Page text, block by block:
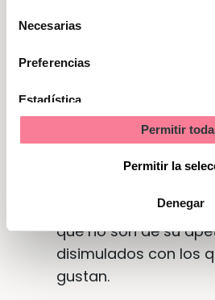
Necesarias
Preferencias
Estadística
Permitir
Permitir la
Denegar
Si el pequeño
utilizaréis como
diferentes comidas.
dispongáis de
cocinar y para
dietéticamente. Hay
pequeñas
que no son de su
disimulados con los
gustan.